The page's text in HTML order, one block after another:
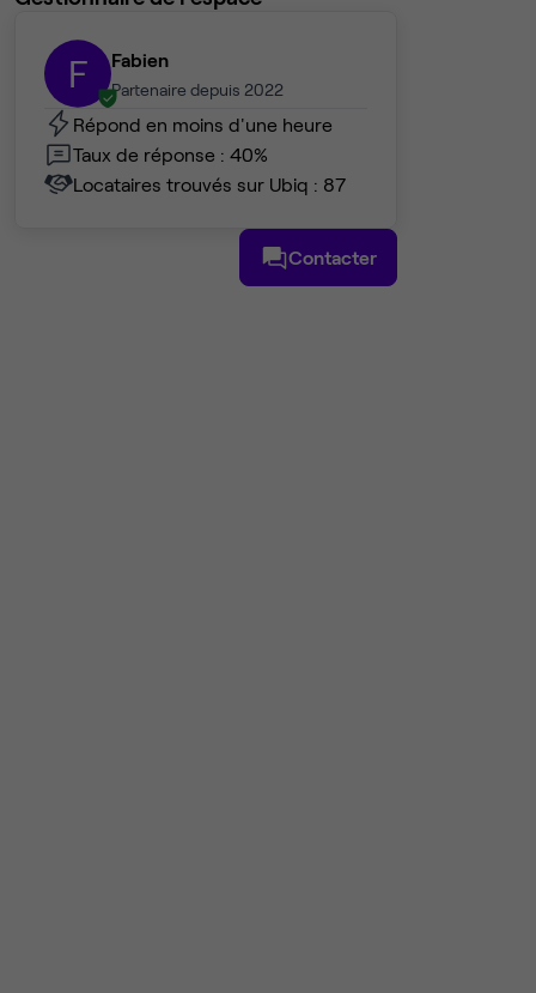
F Fabien
Partenaire depuis 2022
Répond en moins d'une heure
Taux de réponse : 40%
Locataires trouvés sur Ubiq : 87
Contacter